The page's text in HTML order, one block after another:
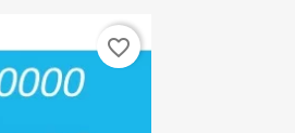
favorite_border